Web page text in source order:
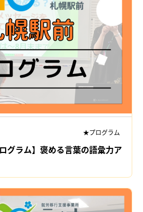
★プログラム
グラム】褒める言葉の語彙力ア